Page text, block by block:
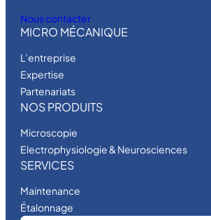
Nous contacter
MICRO MÉCANIQUE
L’entreprise
Expertise
Partenariats
NOS PRODUITS
Microscopie
Electrophysiologie & Neurosciences
SERVICES
Maintenance
Étalonnage